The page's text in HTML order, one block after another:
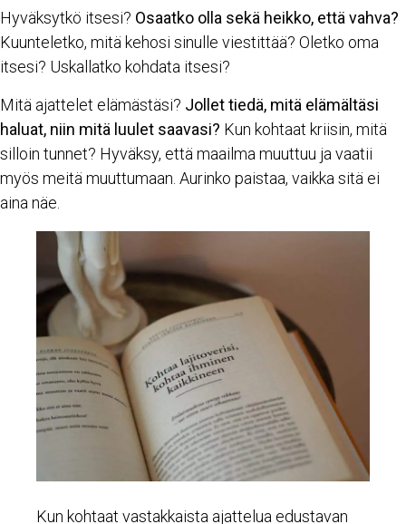
Hyväksytkö itsesi? Osaatko olla sekä heikko, että vahva?
Kuunteletko, mitä kehosi sinulle viestittää? Oletko oma
itsesi? Uskallatko kohdata itsesi?
Mitä ajattelet elämästäsi? Jollet tiedä, mitä elämältäsi
haluat, niin mitä luulet saavasi? Kun kohtaat kriisin, mitä
silloin tunnet? Hyväksy, että maailma muuttuu ja vaatii
myös meitä muuttumaan. Aurinko paistaa, vaikka sitä ei
aina näe.
Kun kohtaat vastakkaista ajattelua edustavan